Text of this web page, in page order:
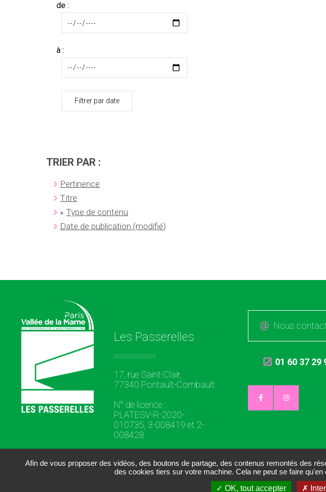
Afin de vous proposer des vidéos, des boutons de partage, des contenus remontés des
des cookies tiers sur votre machine. Cela ne peut se faire
OK, tout accepter
de :
à :
Filtrer par date
TRIER PAR :
Pertinence
Titre
Type de contenu
Date de publication (modifié)
Les Passerelles
17, rue Saint-Clair,
77340 Pontault-Combault
N° de licence :
PLATESV-R-2020-
010735, 3-008419 et 2-
008428
Nous
01 60 37 29